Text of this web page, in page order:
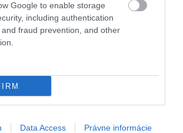
Google to enable storage
including authentication
fraud prevention, and other
Data Access Právne informácie